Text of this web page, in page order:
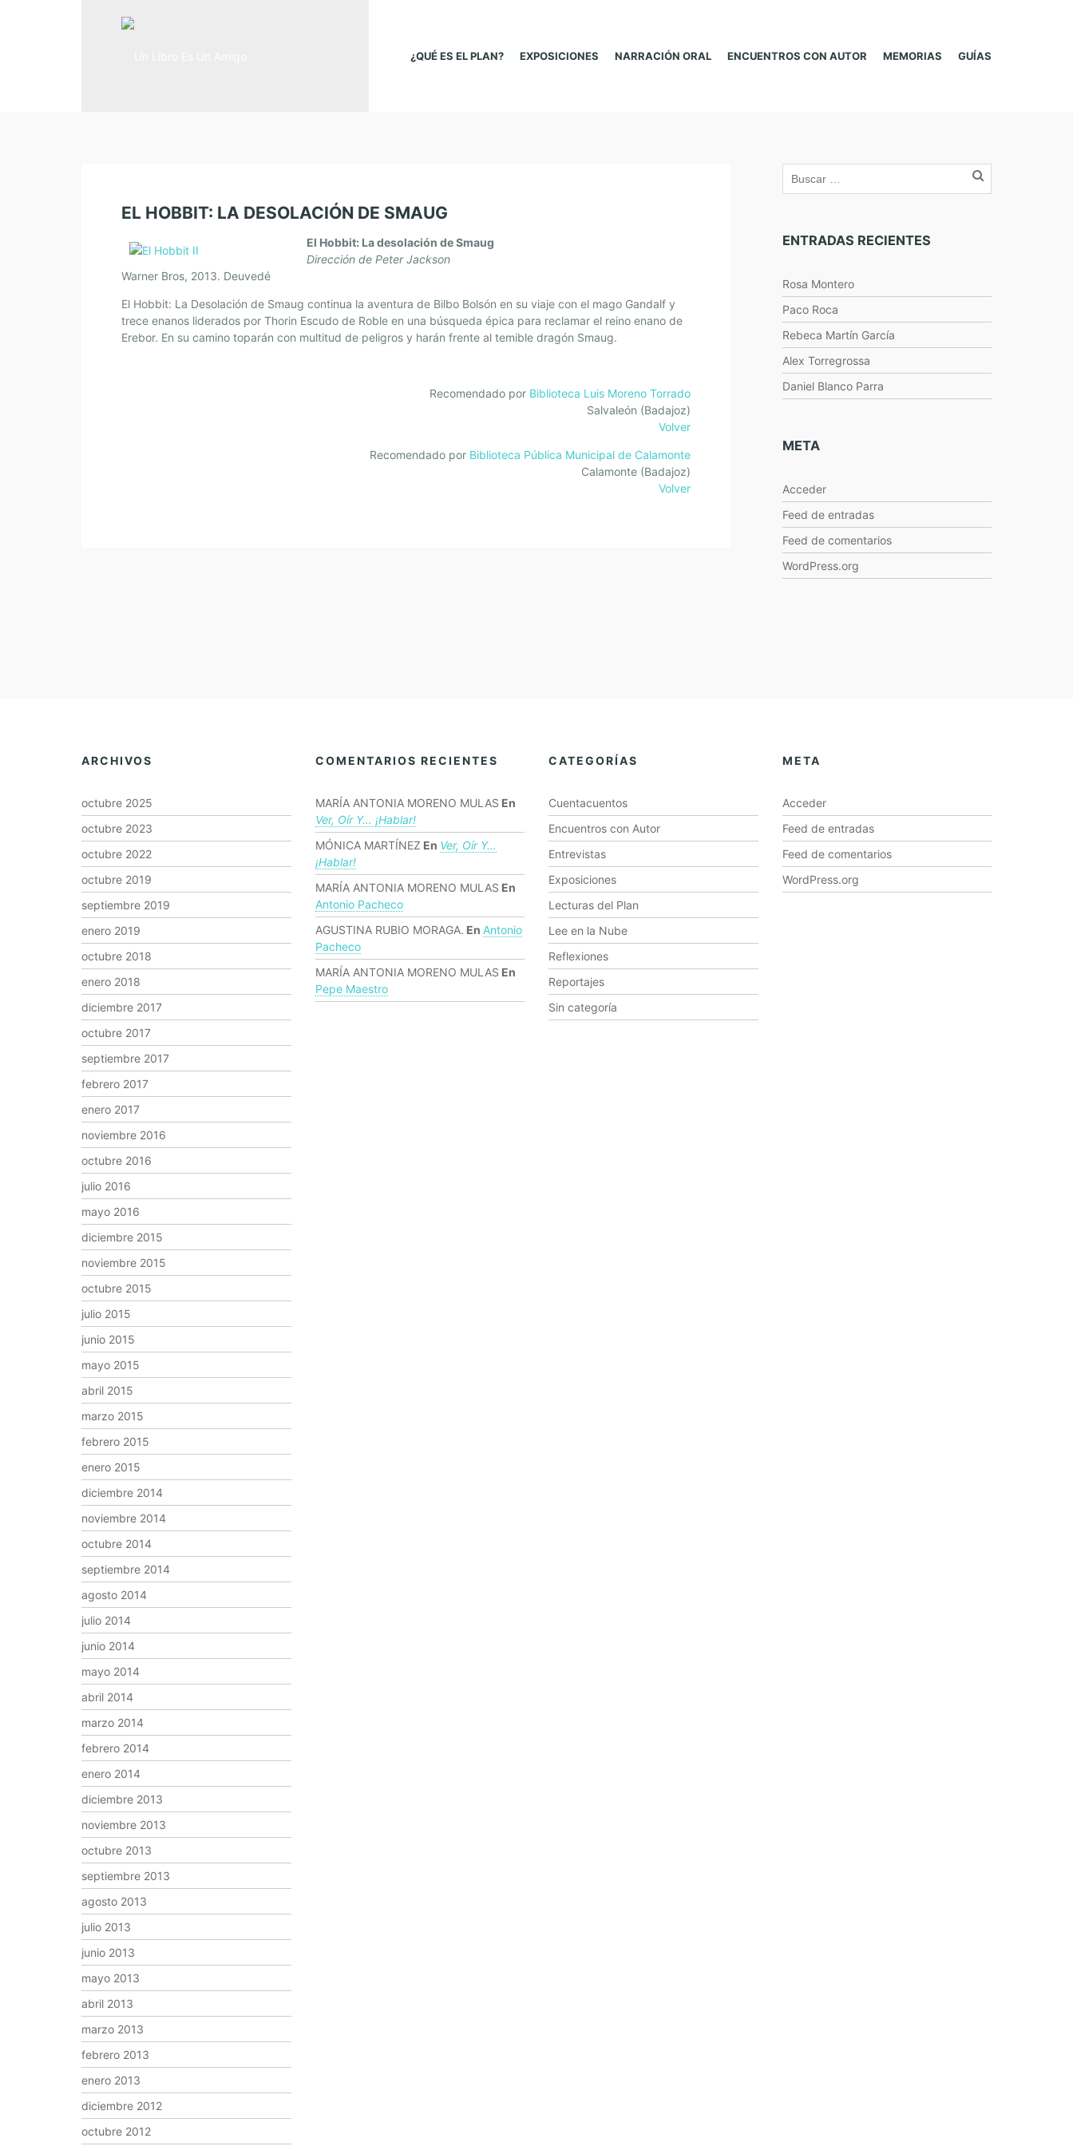
¿QUÉ ES EL PLAN? EXPOSICIONES NARRACIÓN ORAL ENCUENTROS CON AUTOR MEMORIAS GUÍAS
EL HOBBIT: LA DESOLACIÓN DE SMAUG
El Hobbit: La desolación de Smaug
Dirección de Peter Jackson
Warner Bros, 2013. Deuvedé
El Hobbit: La Desolación de Smaug continua la aventura de Bilbo Bolsón en su viaje con el mago Gandalf y
trece enanos liderados por Thorin Escudo de Roble en una búsqueda épica para reclamar el reino enano de
Erebor. En su camino toparán con multitud de peligros y harán frente al temible dragón Smaug.
Recomendado por Biblioteca Luis Moreno Torrado
Salvaleón (Badajoz)
Volver
Recomendado por Biblioteca Pública Municipal de Calamonte
Calamonte (Badajoz)
Volver
ENTRADAS RECIENTES
Rosa Montero
Paco Roca
Rebeca Martín García
Alex Torregrossa
Daniel Blanco Parra
META
Acceder
Feed de entradas
Feed de comentarios
WordPress.org
ARCHIVOS
octubre 2025
octubre 2023
octubre 2022
octubre 2019
septiembre 2019
enero 2019
octubre 2018
enero 2018
diciembre 2017
octubre 2017
septiembre 2017
febrero 2017
enero 2017
noviembre 2016
octubre 2016
julio 2016
mayo 2016
diciembre 2015
noviembre 2015
octubre 2015
julio 2015
junio 2015
mayo 2015
abril 2015
marzo 2015
febrero 2015
enero 2015
diciembre 2014
noviembre 2014
octubre 2014
septiembre 2014
agosto 2014
julio 2014
junio 2014
mayo 2014
abril 2014
marzo 2014
febrero 2014
enero 2014
diciembre 2013
noviembre 2013
octubre 2013
septiembre 2013
agosto 2013
julio 2013
junio 2013
mayo 2013
abril 2013
marzo 2013
febrero 2013
enero 2013
diciembre 2012
octubre 2012
COMENTARIOS RECIENTES
MARÍA ANTONIA MORENO MULAS En
Ver, Oír Y… ¡hablar!
MÓNICA MARTÍNEZ En Ver, Oír Y…
¡hablar!
MARÍA ANTONIA MORENO MULAS En
Antonio Pacheco
AGUSTINA RUBIO MORAGA. En Antonio
Pacheco
MARÍA ANTONIA MORENO MULAS En
Pepe Maestro
CATEGORÍAS
Cuentacuentos
Encuentros con Autor
Entrevistas
Exposiciones
Lecturas del Plan
Lee en la Nube
Reflexiones
Reportajes
Sin categoría
META
Acceder
Feed de entradas
Feed de comentarios
WordPress.org